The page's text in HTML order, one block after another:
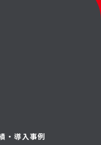
・導入事例